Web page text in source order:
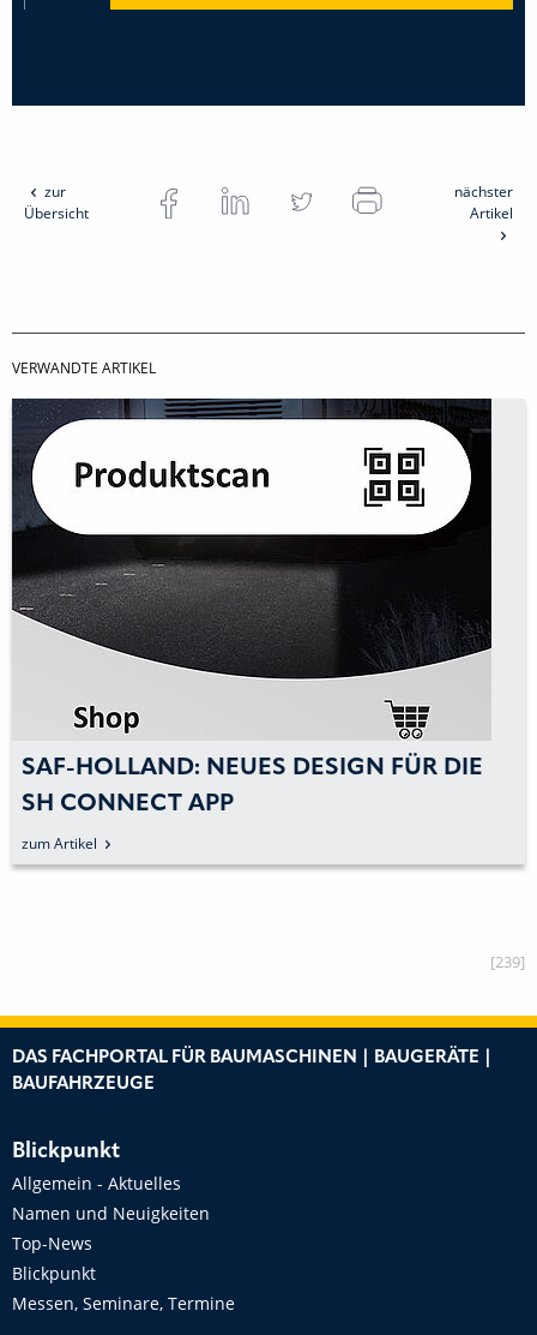
zur
Übersicht
nächster
Artikel
VERWANDTE ARTIKEL
SAF-HOLLAND: NEUES DESIGN FÜR DIE
SH CONNECT APP
zum Artikel
[239]
DAS FACHPORTAL FÜR BAUMASCHINEN | BAUGERÄTE |
BAUFAHRZEUGE
Blickpunkt
Allgemein - Aktuelles
Namen und Neuigkeiten
Top-News
Blickpunkt
Messen, Seminare, Termine